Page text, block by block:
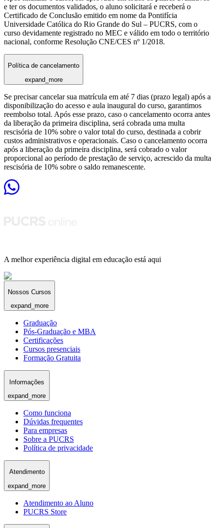
e ter os documentos validados, o aluno solicitará e receberá o
Certificado de Conclusão emitido em nome da Pontifícia
Universidade Católica do Rio Grande do Sul – PUCRS, com o
curso devidamente registrado no MEC e válido em todo o território
nacional, conforme Resolução CNE/CES nº 1/2018.
Política de cancelamento
expand_more
Se precisar cancelar sua matrícula em até 7 dias (prazo legal) após a
disponibilização do acesso e aula inaugural do curso, garantimos
reembolso total. Após esse prazo, caso o cancelamento ocorra antes
da liberação da primeira disciplina, será cobrada uma multa
rescisória de 10% sobre o valor total do curso, destinada a cobrir
custos administrativos e operacionais. Caso o cancelamento ocorra
após a liberação da primeira disciplina, será cobrado o valor
proporcional ao período de prestação de serviço, acrescido da multa
rescisória de 10% sobre o saldo remanescente.
A melhor experiência digital em educação está aqui
Nossos Cursos
expand_more
Graduação
Pós-Graduação e MBA
Certificações
Cursos presenciais
Formação Gratuita
Informações
expand_more
Como funciona
Dúvidas frequentes
Para empresas
Sobre a PUCRS
Política de privacidade
Atendimento
expand_more
Atendimento ao Aluno
PUCRS Store